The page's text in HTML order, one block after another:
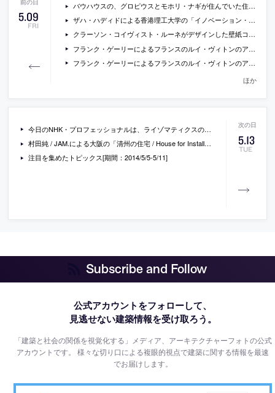
5.09
FRI
バウハウスの、グロピウスとモホリ・ナギが住んでいた住宅(マイスター・ハウス)の再築が完了
ザハ・ハディドによる香港理工大学の「イノベーション・タワー」の動画
クラーソン・コイヴィスト・ルーネがデザインした壁紙コレクションの写真
フランク・ゲーリーによるフランスのルイ・ヴィトンのアート施設「ルイ・ヴィトン ファウンデーション」の公式サイト
フランク・ゲーリーによるフランスのルイ・ヴィトンのアート施設「ルイ・ヴィトン ファウンデーション」の現場写真
ほか
5.13
TUE
今日のNHK・プロフェッショナルは、ライゾマティクスの真鍋大度の特集です
村田純 / JAM.による大阪の「清州の住宅 / House for Installation」
注目を集めたトピックス[期間：2014/5/5-5/11]
Subscribe and Follow
公式アカウントをフォローして、
見逃せない建築情報を受け取ろう。
「建築と社会の関係を視覚化する」メディア、アーキテクチャーフォトの公式
アカウントです。様々な切り口による複眼的視点で建築に関する情報を最速
でお届けします。